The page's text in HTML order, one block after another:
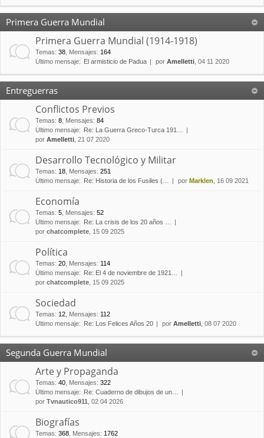
Primera Guerra Mundial
Primera Guerra Mundial (1914-1918)
Temas: 38 Mensajes: 164
Último mensaje:
El armisticio de Padua por Amelletti , 04 11 2020
Entreguerras
Conflictos Previos
Temas: 8 Mensajes: 84
Último mensaje:
Re: La Guerra Greco-Turca 191…
por Amelletti , 21 07 2020
Desarrollo Tecnológico y Militar
Temas: 18 Mensajes: 251
Último mensaje:
Re: Historia de los Fusiles (… por Marklen , 16 09 2021
Economía
Temas: 5 Mensajes: 52
Último mensaje:
Re: La crisis de los 20 años …
por chatcomplete , 15 09 2025
Política
Temas: 20 Mensajes: 114
Último mensaje:
Re: El 4 de noviembre de 1921…
por chatcomplete , 15 09 2025
Sociedad
Temas: 12 Mensajes: 112
Último mensaje:
Re: Los Felices Años 20 por Amelletti , 08 07 2020
Segunda Guerra Mundial
Arte y Propaganda
Temas: 40 Mensajes: 322
Último mensaje:
Re: Cuaderno de dibujos de un…
por Tvnautico911 , 02 04 2026
Biografías
Temas: 368 Mensajes: 1762